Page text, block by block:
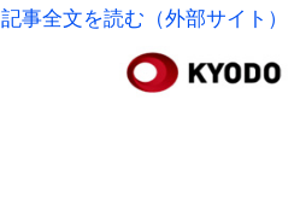
記事全文を読む（外部サイト）